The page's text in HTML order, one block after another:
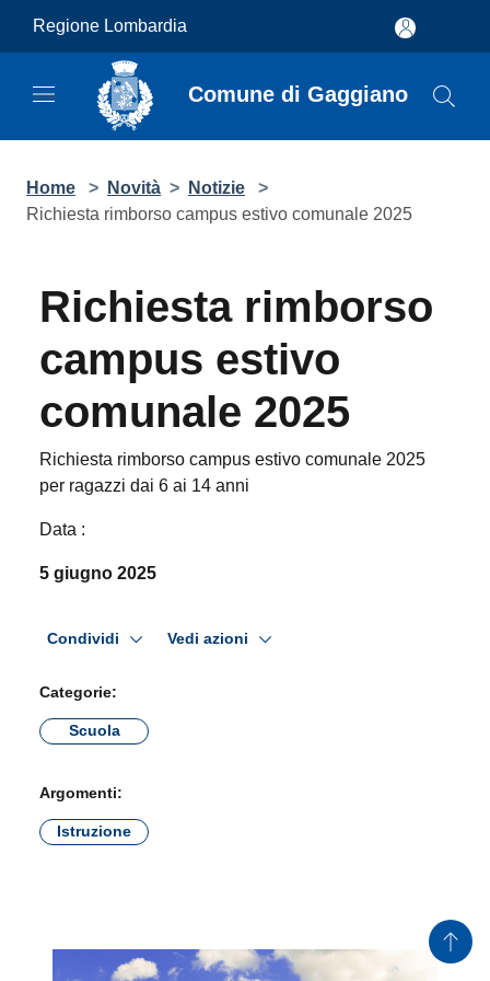
Regione Lombardia
Comune di Gaggiano
Home > Novità > Notizie
>
Richiesta rimborso campus estivo comunale 2025
Richiesta rimborso
campus estivo
comunale 2025
Richiesta rimborso campus estivo comunale 2025
per ragazzi dai 6 ai 14 anni
Data :
5 giugno 2025
Condividi Vedi azioni
Categorie:
Scuola
Argomenti:
Istruzione